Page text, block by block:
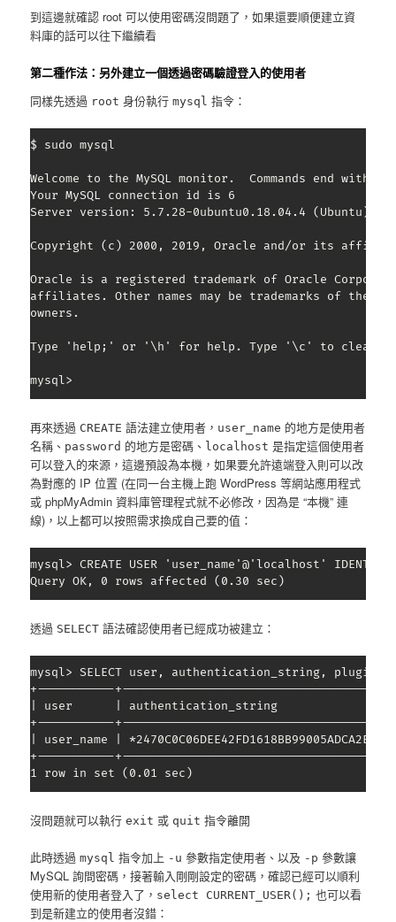
到這邊就確認 root 可以使用密碼沒問題了，如果還要順便建立資
料庫的話可以往下繼續看
第二種作法：另外建立一個透過密碼驗證登入的使用者
同樣先透過 root 身份執行mysql 指令：
$ sudo mysql
Welcome to the MySQL monitor.  Commands end with
Your MySQL connection id is 6
Server version: 5.7.28-0ubuntu0.18.04.4 (Ubuntu)
Copyright (c) 2000, 2019, Oracle and/or its
Oracle is a registered trademark of Oracle
affiliates. Other names may be trademarks of their
owners.
Type 'help;' or '\h' for help. Type '\c' to clear
mysql>
再來透過 CREATE 語法建立使用者， user_name 的地方是使用者
名稱、 password 的地方是密碼、 localhost 是指定這個使用者
可以登入的來源，這邊預設為本機，如果要允許遠端登入則可以改
為對應的 IP 位置 (在同一台主機上跑 WordPress 等網站應用程式
或 phpMyAdmin 資料庫管理程式就不必修改，因為是 “本機” 連
線)，以上都可以按照需求換成自己要的值：
mysql> CREATE USER 'user_name'@'localhost'
Query OK, 0 rows affected (0.30 sec)
透過 SELECT 語法確認使用者已經成功被建立：
mysql> SELECT user, authentication_string, plugin,
+-----------
| user      | authentication_string
+-----------
| user_name |
+-----------
1 row in set (0.01 sec)
沒問題就可以執行exit 或 quit 指令離開
此時透過mysql 指令加上 -u 參數指定使用者、以及 -p 參數讓
MySQL 詢問密碼，接著輸入剛剛設定的密碼，確認已經可以順利
使用新的使用者登入了， select CURRENT_USER(); 也可以看
到是新建立的使用者沒錯：